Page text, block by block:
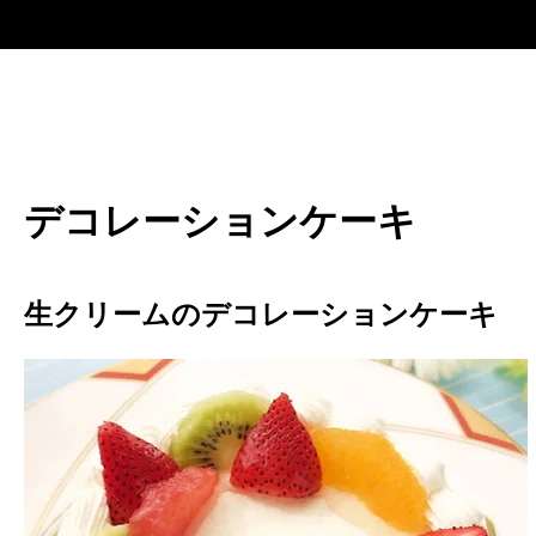
デコレーションケーキ
生クリームのデコレーションケーキ